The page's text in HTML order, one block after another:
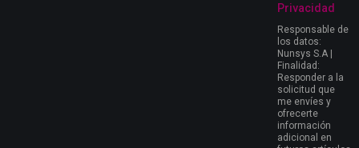
Privacidad
Responsable de
los datos:
Nunsys S.A |
Finalidad:
Responder a la
solicitud que
me envíes y
ofrecerte
información
adicional en